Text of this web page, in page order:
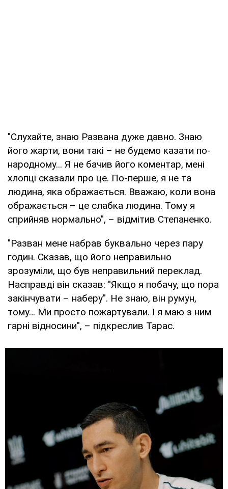
"Слухайте, знаю Развана дуже давно. Знаю
його жарти, вони такі – не будемо казати по-
народному... Я не бачив його коментар, мені
хлопці сказали про це. По-перше, я не та
людина, яка ображається. Вважаю, коли вона
ображається – це слабка людина. Тому я
сприйняв нормально", – відмітив Степаненко.
"Разван мене набрав буквально через пару
годин. Сказав, що його неправильно
зрозуміли, що був неправильний переклад.
Насправді він сказав: "Якщо я побачу, що пора
закінчувати – наберу". Не знаю, він румун,
тому… Ми просто пожартували. І я маю з ним
гарні відносини", – підкреслив Тарас.